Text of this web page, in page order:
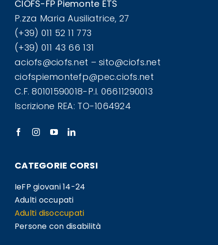
CIOFS-FP Piemonte ETS
P.zza Maria Ausiliatrice, 27
(+39) 011 52 11 773
(+39) 011 43 66 131
aciofs@ciofs.net – sito@ciofs.net
ciofspiemontefp@pec.ciofs.net
C.F. 80101590018-P.I. 06611290013
Iscrizione REA: TO-1064924
CATEGORIE CORSI
IeFP giovani 14-24
Adulti occupati
Adulti disoccupati
Persone con disabilità